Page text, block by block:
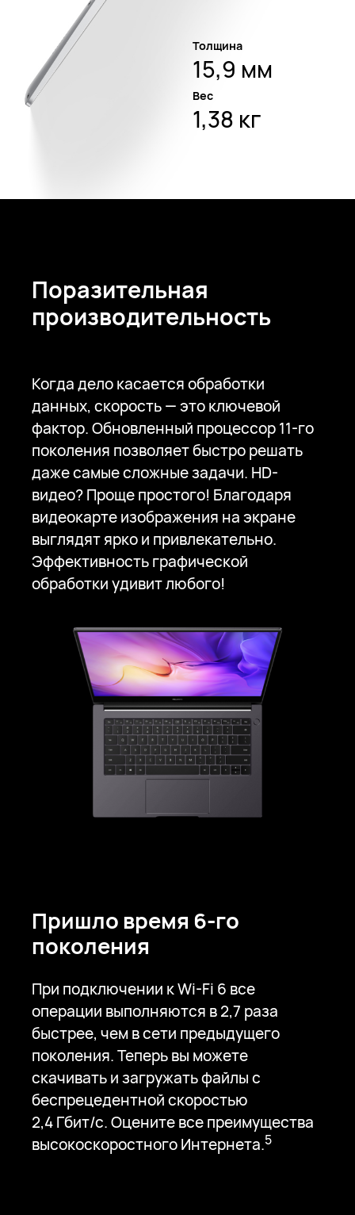
Толщина
15,9 мм
Вес
1,38 кг
Поразительная
производительность
Когда дело касается обработки
данных, скорость — это ключевой
фактор. Обновленный процессор 11-го
поколения позволяет быстро решать
даже самые сложные задачи. HD-
видео? Проще простого! Благодаря
видеокарте изображения на экране
выглядят ярко и привлекательно.
Эффективность графической
обработки удивит любого!
Пришло время 6-го
поколения
При подключении к Wi-Fi 6 все
операции выполняются в 2,7 раза
быстрее, чем в сети предыдущего
поколения.Теперь вы можете
скачивать и загружать файлы с
беспрецедентной скоростью
2,4 Гбит/с.Оцените все преимущества
высокоскоростного Интернета.5